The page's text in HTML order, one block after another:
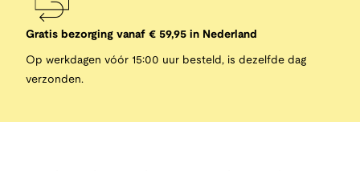
Gratis bezorging vanaf € 59,95 in Nederland
Op werkdagen vóór 15:00 uur besteld, is dezelfde dag
verzonden.